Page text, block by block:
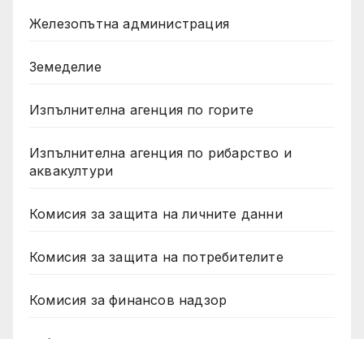
Железопътна администрация
Земеделие
Изпълнителна агенция по горите
Изпълнителна агенция по рибарство и
аквакултури
Комисия за защита на личните данни
Комисия за защита на потребителите
Комисия за финансов надзор